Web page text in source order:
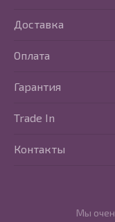
Мы
Доставка
Оплата
Гарантия
Trade In
Контакты